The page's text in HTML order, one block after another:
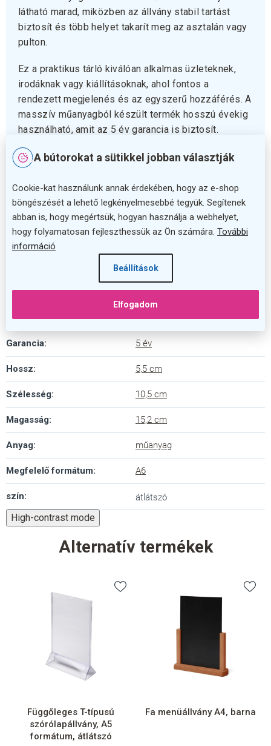
A bútorokat a sütikkel jobban választják
Cookie-kat használunk annak érdekében, hogy az e-shop
böngészését a lehető legkényelmesebbé tegyük. Segítenek
abban is, hogy megértsük, hogyan használja a webhelyet,
hogy folyamatosan fejleszthessük az Ön számára. További
információ
Beállítások
Elfogadom
látható marad, miközben az állvány stabil tartást
biztosít és több helyet takarít meg az asztalán vagy
pulton.
Ez a praktikus tárló kiválóan alkalmas üzleteknek,
irodáknak vagy kiállításoknak, ahol fontos a
rendezett megjelenés és az egyszerű hozzáférés. A
masszív műanyagból készült termék hosszú évekig
használható, amit az 5 év garancia is biztosít.
Praktikus és sokoldalú állvány
Használja ki a Plexi T-típusú állvány előnyeit, hogy
professzionális módon mutathassa be információit.
Rendelje meg most, és emelje ki dokumentumait
letisztult, modern megoldással!
Kiegészítő paraméterek
Kategória: Plexi állványok
Szín: átlátszó
Garancia: 5 év
Hossz: 5,5 cm
Szélesség: 10,5 cm
Magasság: 15,2 cm
Anyag: műanyag
Megfelelő formátum: A6
szín: átlátszó
High-contrast mode
Alternatív termékek
Függőleges T-típusú
szórólapállvány, A5
formátum, átlátszó
Fa menüállvány A4, barna